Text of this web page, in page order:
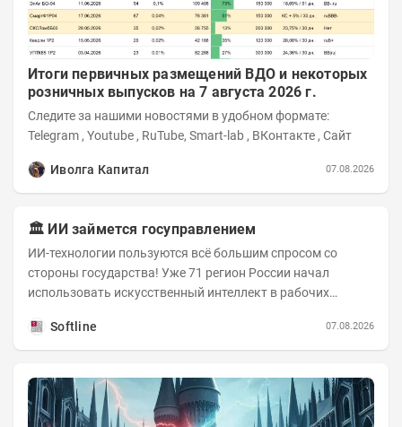
Итоги первичных размещений ВДО и некоторых
розничных выпусков на 7 августа 2026 г.
Следите за нашими новостями в удобном формате:
Telegram , Youtube , RuTube, Smart-lab , ВКонтакте , Сайт
Иволга Капитал 07.08.2026
🏛️ ИИ займется госуправлением
ИИ-технологии пользуются всё большим спросом со
стороны государства! Уже 71 регион России начал
использовать искусственный интеллект в рабочих
Softline
07.08.2026